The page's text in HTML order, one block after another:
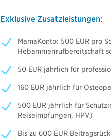
bAV Blue Invest
Exklusive Zusatzleistungen:​
MamaKonto: 500 EUR pro
Hebammenrufbereitschaft
50 EUR jährlich für
160 EUR jährlich für
500 EUR jährlich für
Reiseimpfungen, HPV)
Bis zu 600 EUR